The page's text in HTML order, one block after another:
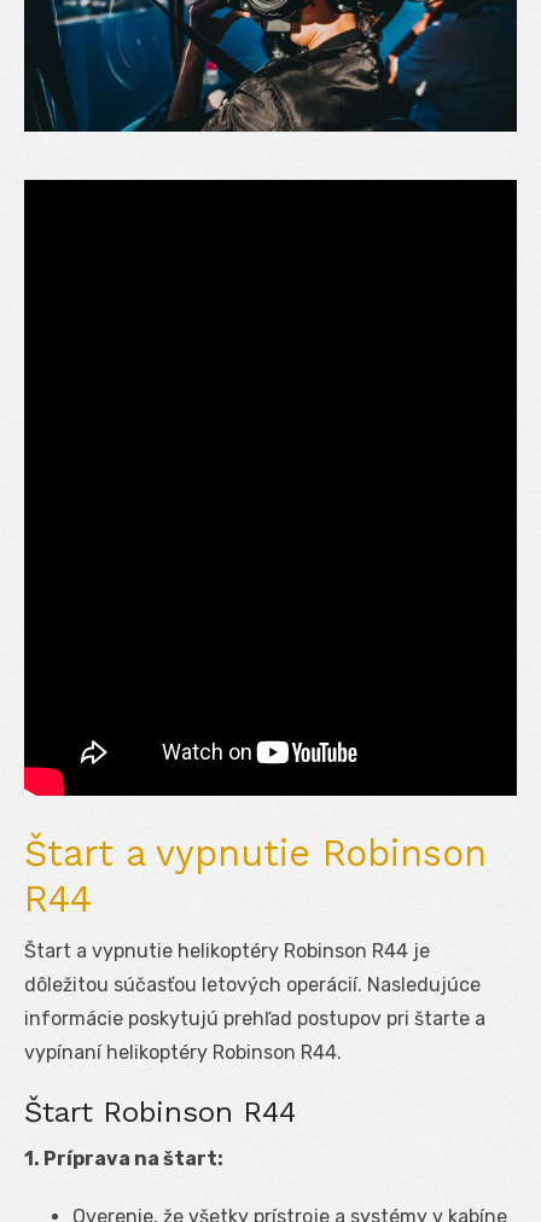
Štart a vypnutie Robinson
R44
Štart a vypnutie helikoptéry Robinson R44 je
dôležitou súčasťou letových operácií. Nasledujúce
informácie poskytujú prehľad postupov pri štarte a
vypínaní helikoptéry Robinson R44.
Štart Robinson R44
1. Príprava na štart:
Overenie, že všetky prístroje a systémy v kabíne